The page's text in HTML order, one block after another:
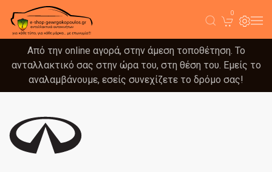
0
Από την online αγορά, στην άμεση τοποθέτηση. Το
ανταλλακτικό σας στην ώρα του, στη θέση του. Εμείς το
αναλαμβάνουμε, εσείς συνεχίζετε το δρόμο σας!